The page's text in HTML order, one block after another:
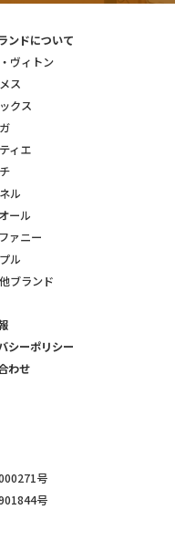
ンドについて
ヴィトン
ス
クス
ィエ
ル
ール
ァニー
ル
ブランド
シーポリシー
わせ
号
号